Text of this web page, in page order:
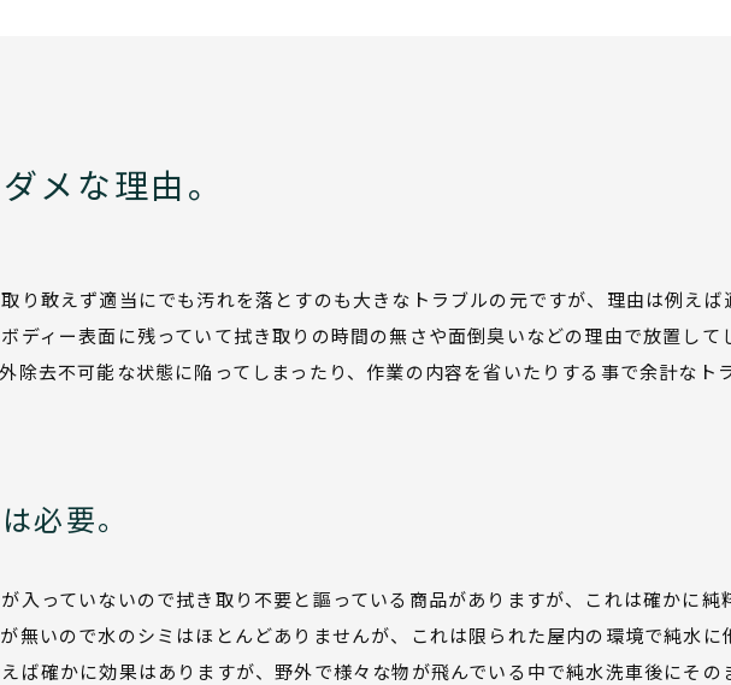
メな理由。
り敢えず適当にでも汚れを落とすのも大きなトラブルの元ですが、理由は例えば
ディー表面に残っていて拭き取りの時間の無さや面倒臭いなどの理由で放置して
除去不可能な状態に陥ってしまったり、作業の内容を省いたりする事で余計なト
必要。
入っていないので拭き取り不要と謳っている商品がありますが、これは確かに純
無いので水のシミはほとんどありませんが、これは限られた屋内の環境で純水に
ば確かに効果はありますが、野外で様々な物が飛んでいる中で純水洗車後にその